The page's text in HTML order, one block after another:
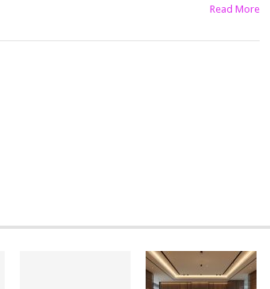
Read More